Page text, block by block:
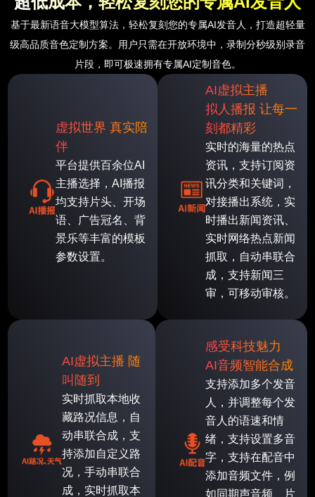
基于最新语音大模型算法，轻松复刻您的专属AI发音人，打造超轻量
级高品质音色定制方案。用户只需在开放环境中，录制分秒级别录音
片段，即可极速拥有专属AI定制音色。
虚拟世界 真实陪
伴
平台提供百余位AI
主播选择，AI播报
均支持片头、开场
语、广告冠名、背
景乐等丰富的模板
参数设置。
AI虚拟主播
拟人播报 让每一
刻都精彩
实时的海量的热点
资讯，支持订阅资
讯分类和关键词，
对接播出系统，实
时播出新闻资讯、
实时网络热点新闻
抓取，自动串联合
成，支持新闻三
审，可移动审核。
AI虚拟主播 随
叫随到
实时抓取本地收
藏路况信息，自
动串联合成，支
持添加自定义路
况，手动串联合
成，实时抓取本
感受科技魅力
AI音频智能合成
支持添加多个发音
人，并调整每个发
音人的语速和情
绪，支持设置多音
字，支持在配音中
添加音频文件，例
如同期声音频、片